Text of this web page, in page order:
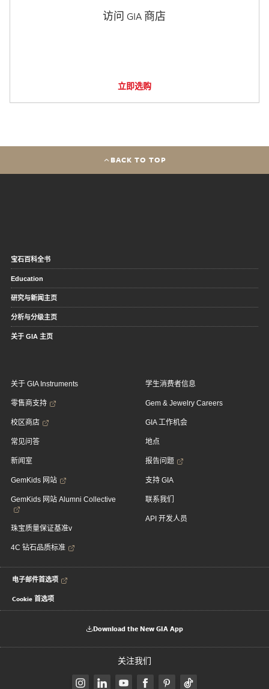
访问 GIA 商店
立即选购
BACK TO TOP
宝石百科全书
Education
研究与新闻主页
分析与分级主页
关于 GIA 主页
关于 GIA Instruments
零售商支持
校区商店
常见问答
新闻室
GemKids 网站
GemKids 网站 Alumni Collective
珠宝质量保证基准v
4C 钻石品质标准
学生消费者信息
Gem & Jewelry Careers
GIA 工作机会
地点
报告问题
支持 GIA
联系我们
API 开发人员
电子邮件首选项
Cookie 首选项
Download the New GIA App
关注我们